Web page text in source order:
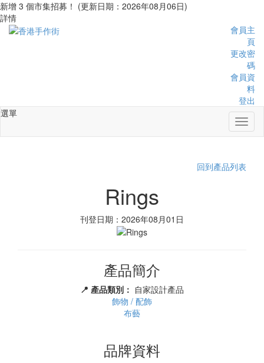
新增 3 個市集招募！ (更新日期：2026年08月06日)
詳情
會員主
頁
更改密
碼
會員資
料
登出
選單
回到產品列表
Rings
刊登日期：2026年08月01日
產品簡介
📍 產品類別： 自家設計產品
飾物 / 配飾
布藝
品牌資料